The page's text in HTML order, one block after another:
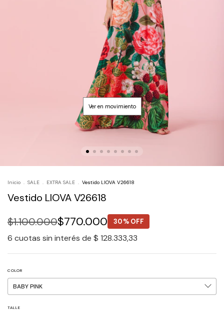
Inicio . SALE . EXTRA SALE . Vestido LIOVA V26618
Vestido LIOVA V26618
$1.100.000$770.000 30% OFF
6 cuotas sin interés de $ 128.333,33
COLOR
TALLE